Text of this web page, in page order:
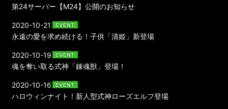
第24サーバー【M24】公開のお知らせ
永遠の愛を求め続ける！子供「清姫」新登場
2020-10-21
魂を奪い取る式神「錬魂獣」登場！
2020-10-19
ハロウィンナイト！新人型式神ローズエルフ登場
2020-10-16